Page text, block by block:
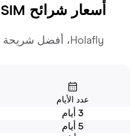
أسعار شرائح eSIM لـ
Holafly، أفضل شريحة eSIM لـ أذربيجان
عدد الأيام